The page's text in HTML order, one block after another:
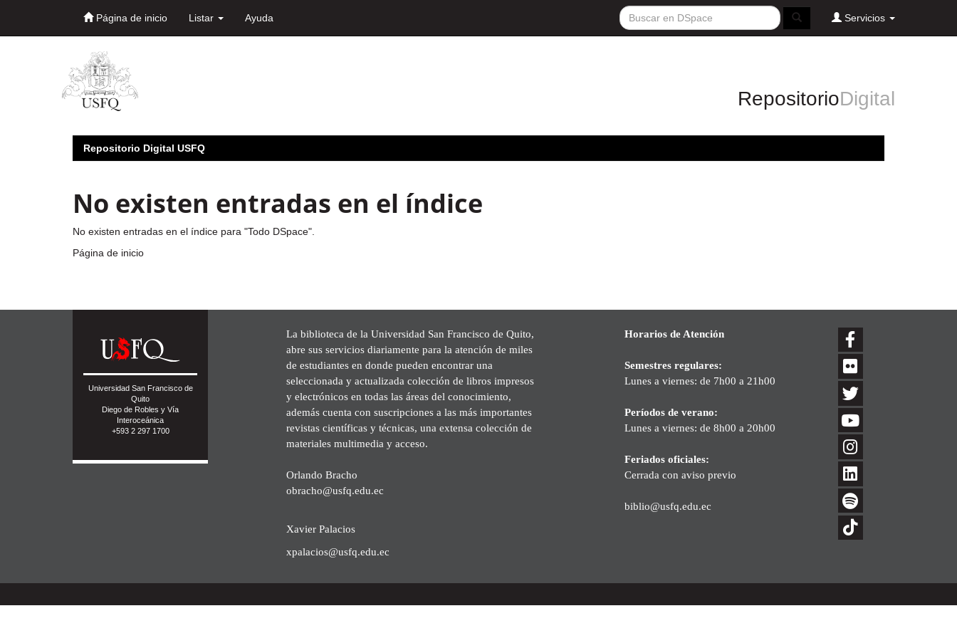
Página de inicio Listar Ayuda Servicios
RepositorioDigital
Repositorio Digital USFQ
No existen entradas en el índice
No existen entradas en el índice para "Todo DSpace".
Página de inicio
Universidad San Francisco de
Quito
Diego de Robles y Vía
Interoceánica
+593 2 297 1700
La biblioteca de la Universidad San Francisco de Quito,
abre sus servicios diariamente para la atención de miles
de estudiantes en donde pueden encontrar una
seleccionada y actualizada colección de libros impresos
y electrónicos en todas las áreas del conocimiento,
además cuenta con suscripciones a las más importantes
revistas científicas y técnicas, una extensa colección de
materiales multimedia y acceso.
Orlando Bracho
obracho@usfq.edu.ec
Xavier Palacios
xpalacios@usfq.edu.ec
Horarios de Atención
Semestres regulares:
Lunes a viernes: de 7h00 a 21h00
Períodos de verano:
Lunes a viernes: de 8h00 a 20h00
Feriados oficiales:
Cerrada con aviso previo
biblio@usfq.edu.ec